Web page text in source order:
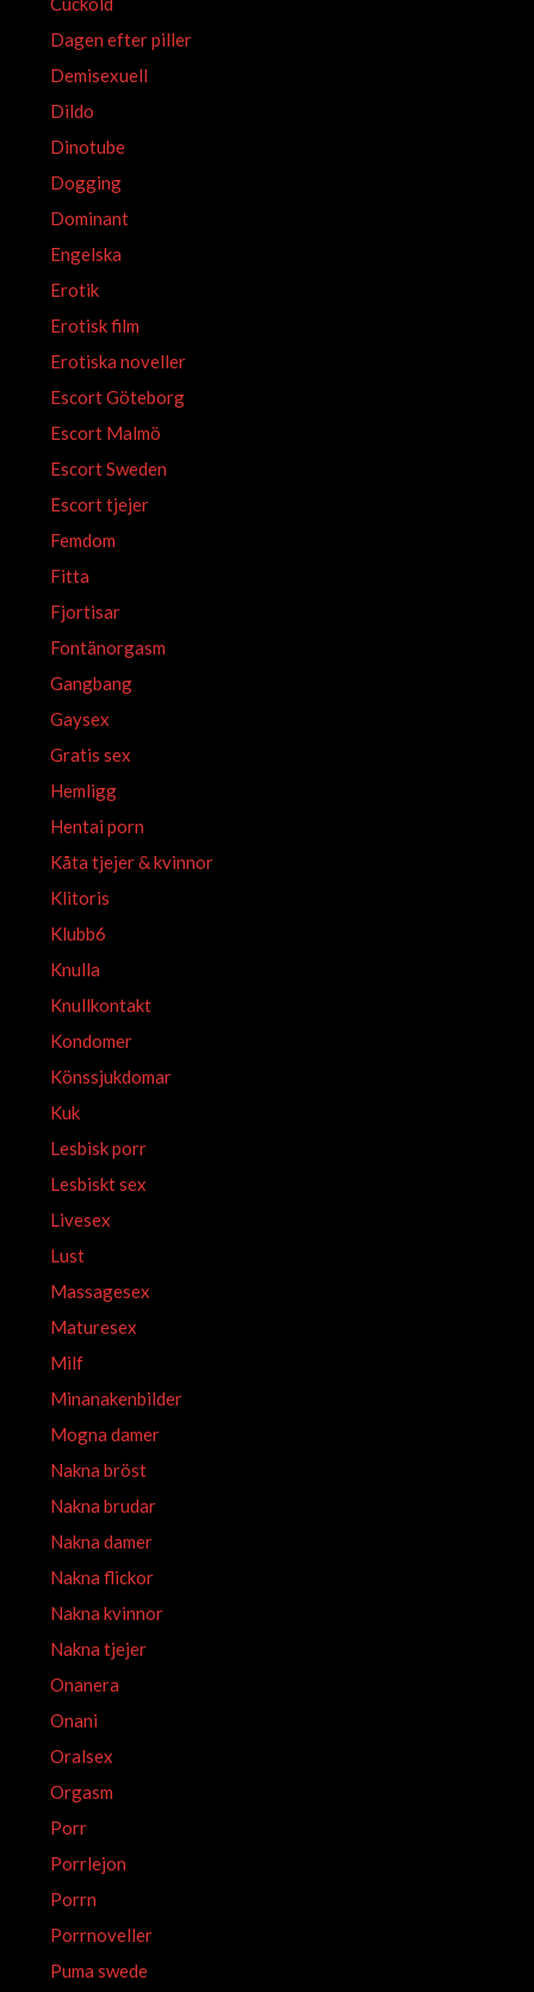
Dagen efter piller
Demisexuell
Dildo
Dinotube
Dogging
Dominant
Engelska
Erotik
Erotisk film
Erotiska noveller
Escort Göteborg
Escort Malmö
Escort Sweden
Escort tjejer
Femdom
Fitta
Fjortisar
Fontänorgasm
Gangbang
Gaysex
Gratis sex
Hemligg
Hentai porn
Kåta tjejer & kvinnor
Klitoris
Klubb6
Knulla
Knullkontakt
Kondomer
Könssjukdomar
Kuk
Lesbisk porr
Lesbiskt sex
Livesex
Lust
Massagesex
Maturesex
Milf
Minanakenbilder
Mogna damer
Nakna bröst
Nakna brudar
Nakna damer
Nakna flickor
Nakna kvinnor
Nakna tjejer
Onanera
Onani
Oralsex
Orgasm
Porr
Porrlejon
Porrn
Porrnoveller
Puma swede